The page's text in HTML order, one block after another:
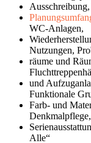
WC-Anlagen,
Nutzungen,
räume und
und
Funktionale
Farb- und
Alle“